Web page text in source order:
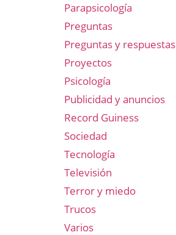
Parapsicología
Preguntas
Preguntas y respuestas
Proyectos
Psicología
Publicidad y anuncios
Record Guiness
Sociedad
Tecnología
Televisión
Terror y miedo
Trucos
Varios